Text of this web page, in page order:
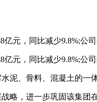
，同比减少9.8%;公司
，同比减少9.8%;公司
、骨料、混凝土的一
，进一步巩固该集团在